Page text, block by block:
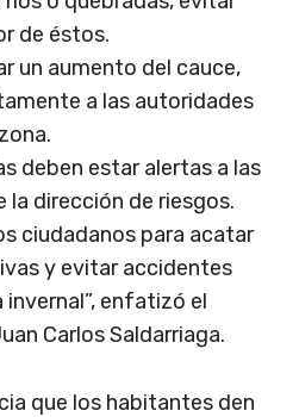
de éstos.
un aumento del cauce,
a las autoridades
deben estar alertas a las
la dirección de riesgos.
ciudadanos para acatar
y evitar accidentes
enfatizó el
Carlos Saldarriaga.
que los habitantes den